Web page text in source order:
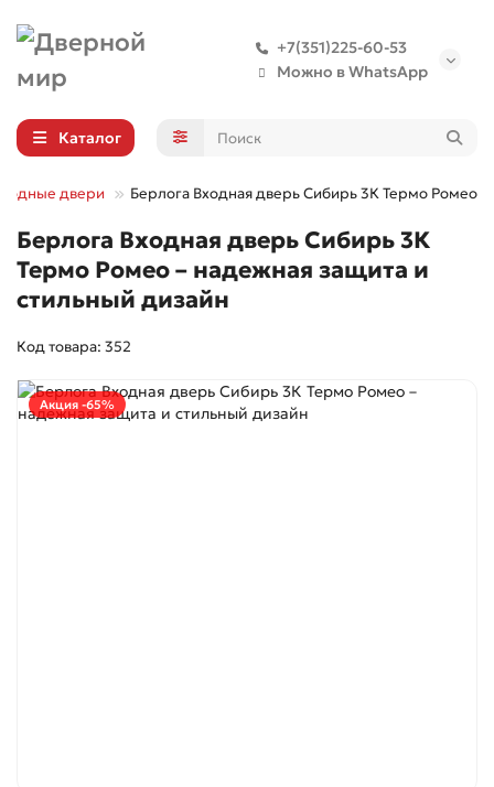
+7(351)225-60-53
Можно в WhatsApp
Каталог
двери Берлога Входная дверь Сибирь 3К Термо Ромео
Берлога Входная дверь Сибирь 3К
Термо Ромео – надежная защита и
стильный дизайн
Код товара: 352
Акция -65%